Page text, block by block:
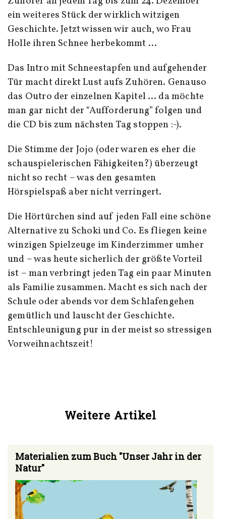
ein weiteres Stück der wirklich witzigen
Geschichte. Jetzt wissen wir auch, wo Frau
Holle ihren Schnee herbekommt …
Das Intro mit Schneestapfen und aufgehender
Tür macht direkt Lust aufs Zuhören. Genauso
das Outro der einzelnen Kapitel … da möchte
man gar nicht der “Aufforderung” folgen und
die CD bis zum nächsten Tag stoppen :-).
Die Stimme der Jojo (oder waren es eher die
schauspielerischen Fähigkeiten?) überzeugt
nicht so recht – was den gesamten
Hörspielspaß aber nicht verringert.
Die Hörtürchen sind auf jeden Fall eine schöne
Alternative zu Schoki und Co. Es fliegen keine
winzigen Spielzeuge im Kinderzimmer umher
und – was heute sicherlich der größte Vorteil
ist – man verbringt jeden Tag ein paar Minuten
als Familie zusammen. Macht es sich nach der
Schule oder abends vor dem Schlafengehen
gemütlich und lauscht der Geschichte.
Entschleunigung pur in der meist so stressigen
Vorweihnachtszeit!
Weitere Artikel
Materialien zum Buch "Unser Jahr in der
Natur"